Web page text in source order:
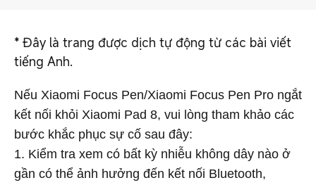
* Đây là trang được dịch tự động từ các bài viết
tiếng Anh.
Nếu Xiaomi Focus Pen/Xiaomi Focus Pen Pro ngắt
kết nối khỏi Xiaomi Pad 8, vui lòng tham khảo các
bước khắc phục sự cố sau đây:
1. Kiểm tra xem có bất kỳ nhiễu không dây nào ở
gần có thể ảnh hưởng đến kết nối Bluetooth,